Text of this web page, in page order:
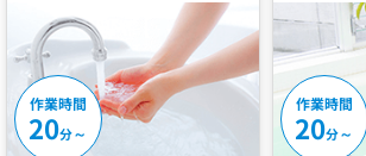
作業時間
20分～
作業時間
20分～